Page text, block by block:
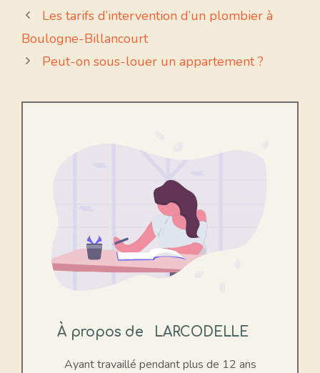
Les tarifs d’intervention d’un plombier à
Boulogne-Billancourt
Peut-on sous-louer un appartement ?
À propos de LARCODELLE
Ayant travaillé pendant plus de 12 ans